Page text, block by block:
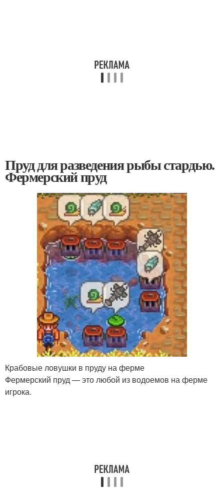
Пруд для разведения рыбы стардью.
Фермерский пруд
Крабовые ловушки в пруду на ферме
Фермерский пруд — это любой из водоемов на ферме
игрока.